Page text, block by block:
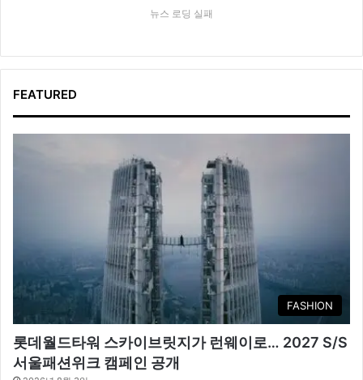
뉴스 로딩 실패
FEATURED
FASHION
롯데월드타워 스카이브릿지가 런웨이로… 2027 S/S
서울패션위크 캠페인 공개